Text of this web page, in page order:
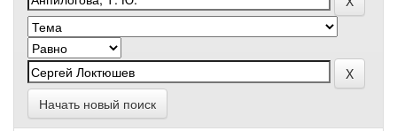
Начать новый поиск